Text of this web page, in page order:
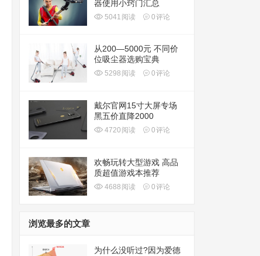
器使用小窍门汇总
5041 阅读 0评论
从200—5000元 不同价
位吸尘器选购宝典
5298 阅读 0评论
戴尔官网15寸大屏专场
黑五价直降2000
4720 阅读 0评论
欢畅玩转大型游戏 高品
质超值游戏本推荐
4688 阅读 0评论
浏览最多的文章
为什么没听过?因为爱德